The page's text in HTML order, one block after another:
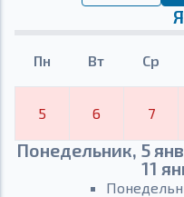
Пн Вт Ср
5 6 7
Понедельник, 5
11